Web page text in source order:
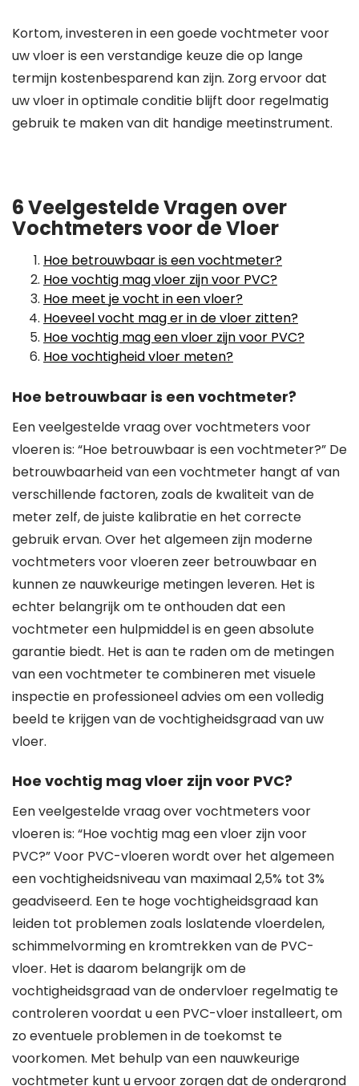
Kortom, investeren in een goede vochtmeter voor
uw vloer is een verstandige keuze die op lange
termijn kostenbesparend kan zijn. Zorg ervoor dat
uw vloer in optimale conditie blijft door regelmatig
gebruik te maken van dit handige meetinstrument.
6 Veelgestelde Vragen over
Vochtmeters voor de Vloer
Hoe betrouwbaar is een vochtmeter?
Hoe vochtig mag vloer zijn voor PVC?
Hoe meet je vocht in een vloer?
Hoeveel vocht mag er in de vloer zitten?
Hoe vochtig mag een vloer zijn voor PVC?
Hoe vochtigheid vloer meten?
Hoe betrouwbaar is een vochtmeter?
Een veelgestelde vraag over vochtmeters voor
vloeren is: “Hoe betrouwbaar is een vochtmeter?” De
betrouwbaarheid van een vochtmeter hangt af van
verschillende factoren, zoals de kwaliteit van de
meter zelf, de juiste kalibratie en het correcte
gebruik ervan. Over het algemeen zijn moderne
vochtmeters voor vloeren zeer betrouwbaar en
kunnen ze nauwkeurige metingen leveren. Het is
echter belangrijk om te onthouden dat een
vochtmeter een hulpmiddel is en geen absolute
garantie biedt. Het is aan te raden om de metingen
van een vochtmeter te combineren met visuele
inspectie en professioneel advies om een volledig
beeld te krijgen van de vochtigheidsgraad van uw
vloer.
Hoe vochtig mag vloer zijn voor PVC?
Een veelgestelde vraag over vochtmeters voor
vloeren is: “Hoe vochtig mag een vloer zijn voor
PVC?” Voor PVC-vloeren wordt over het algemeen
een vochtigheidsniveau van maximaal 2,5% tot 3%
geadviseerd. Een te hoge vochtigheidsgraad kan
leiden tot problemen zoals loslatende vloerdelen,
schimmelvorming en kromtrekken van de PVC-
vloer. Het is daarom belangrijk om de
vochtigheidsgraad van de ondervloer regelmatig te
controleren voordat u een PVC-vloer installeert, om
zo eventuele problemen in de toekomst te
voorkomen. Met behulp van een nauwkeurige
vochtmeter kunt u ervoor zorgen dat de ondergrond